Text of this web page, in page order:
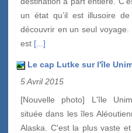
un état qu’il est illusoire de
découvrir en un seul voyage.
est [...]
Le cap Lutke sur l'île
5 Avril 2015
[Nouvelle photo] L'île
située dans les îles
Alaska. C'est la plus vaste